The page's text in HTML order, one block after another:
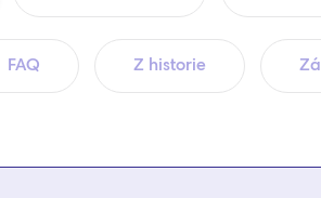
FAQ Z historie